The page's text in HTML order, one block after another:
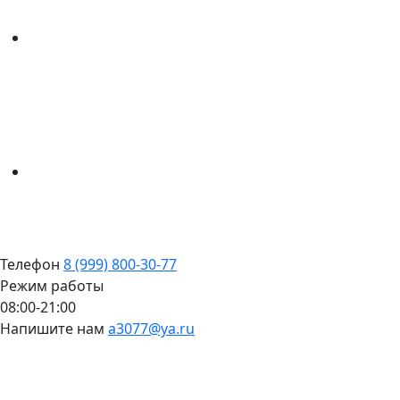
Телефон 8 (999) 800-30-77
Режим работы
08:00-21:00
Напишите нам a3077@ya.ru